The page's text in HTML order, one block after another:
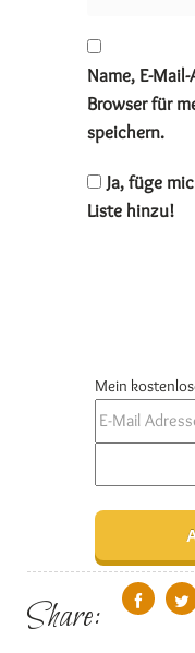
Name, E-
Browser für
speichern.
Ja, füge
Liste hinzu!
Mein
Share: